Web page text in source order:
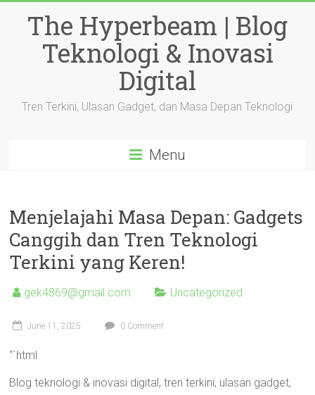
contentThe Hyperbeam | Blog
Teknologi & Inovasi
Digital
Tren Terkini, Ulasan Gadget, dan Masa Depan Teknologi
Menu
Menjelajahi Masa Depan: Gadgets
Canggih dan Tren Teknologi
Terkini yang Keren!
gek4869@gmail.com Uncategorized
June 11, 2025 0 Comment
“`html
Blog teknologi & inovasi digital, tren terkini, ulasan gadget,